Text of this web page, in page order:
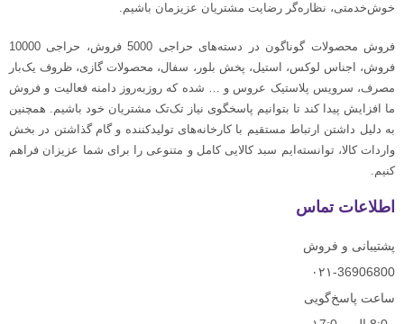
خوش‌خدمتی، نظاره‌گر رضایت مشتریان عزیزمان باشیم.
فروش محصولات گوناگون در دسته‌های حراجی 5000 فروش، حراجی 10000
فروش، اجناس لوکس، استیل، پخش بلور، سفال، محصولات گازی، ظروف یک‌بار
مصرف، سرویس پلاستیک عروس و … شده که روزبه‌روز دامنه فعالیت و فروش
ما افزایش پیدا کند تا بتوانیم پاسخگوی نیاز تک‌تک مشتریان خود باشیم. همچنین
به دلیل داشتن ارتباط مستقیم با کارخانه‌های تولیدکننده و گام گذاشتن در بخش
واردات کالا، توانسته‌ایم سبد کالایی کامل و متنوعی را برای شما عزیزان فراهم
کنیم.
اطلاعات تماس
پشتیبانی و فروش
۰۲۱-36906800
ساعت پاسخ‌گویی